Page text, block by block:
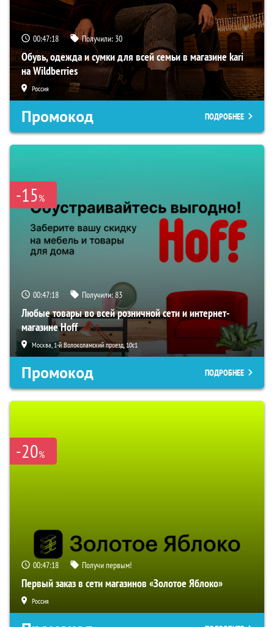
00:47:17 Получили: 30
Обувь, одежда и сумки для всей семьи в магазине kari
на Wildberries
Россия
Промокод ПОДРОБНЕЕ
-15%
00:47:17 Получили:83
Любые товары во всей розничной сети и интернет-
магазине Hoff
Москва, 1-й Волоколамский проезд, 10с1
Промокод ПОДРОБНЕЕ
-20%
00:47:17 Получи первым!
Первый заказ в сети магазинов «Золотое Яблоко»
Россия